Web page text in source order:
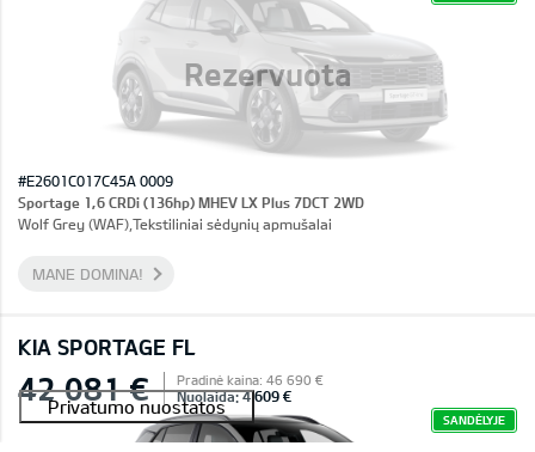
Rezervuota
#E2601C017C45A 0009
Sportage 1,6 CRDi (136hp) MHEV LX Plus 7DCT 2WD
Wolf Grey (WAF),Tekstiliniai sėdynių apmušalai
MANE DOMINA!
KIA SPORTAGE FL
42 081 € Pradinė kaina: 46 690 €
Nuolaida: 4 609 €
SANDĖLYJE